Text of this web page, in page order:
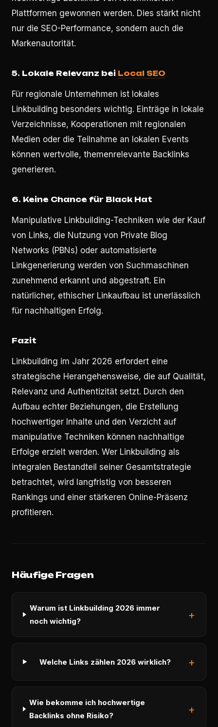
Plattformen gewonnen werden. Dies stärkt nicht
nur die SEO-Performance, sondern auch die
Markenautorität.
5. Lokale Relevanz bei Local SEO
Für regionale Unternehmen ist lokales
Linkbuilding besonders wichtig. Einträge in lokale
Verzeichnisse, Kooperationen mit regionalen
Medien oder die Teilnahme an lokalen Events
können wertvolle, themenrelevante Backlinks
generieren.
6. Keine Chance für Black Hat
Manipulative Linkbuilding-Techniken wie der Kauf
von Links, die Nutzung von Private Blog
Networks (PBNs) oder automatisierte
Linkgenerierung werden von Suchmaschinen
zunehmend erkannt und abgestraft. Ein
natürlicher, ethischer Linkaufbau ist unerlässlich
für nachhaltigen Erfolg.
Fazit
Linkbuilding im Jahr 2026 erfordert eine
strategische Herangehensweise, die auf Qualität,
Relevanz und Authentizität setzt. Durch den
Aufbau echter Beziehungen, die Erstellung
hochwertiger Inhalte und den Verzicht auf
manipulative Techniken können nachhaltige
Erfolge erzielt werden. Wer Linkbuilding als
integralen Bestandteil seiner Gesamtstrategie
betrachtet, wird langfristig von besseren
Rankings und einer stärkeren Online-Präsenz
profitieren.
Häufige Fragen
Warum ist Linkbuilding 2026 immer
noch wichtig?
Welche Links zählen 2026 wirklich?
Wie bekomme ich hochwertige
Backlinks ohne Risiko?